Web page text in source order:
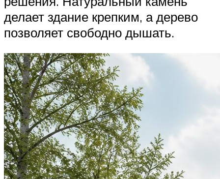
делает здание крепким, а дерево
позволяет свободно дышать.